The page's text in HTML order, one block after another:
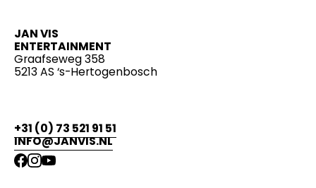
JAN VIS
ENTERTAINMENT
Graafseweg 358
5213 AS ‘s-Hertogenbosch
+31 (0) 73 521 91 51
INFO@JANVIS.NL